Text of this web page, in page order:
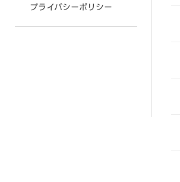
プライバシーポリシー